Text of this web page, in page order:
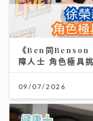
《Ben同Benson
障人士 角色極具
09/07/2026